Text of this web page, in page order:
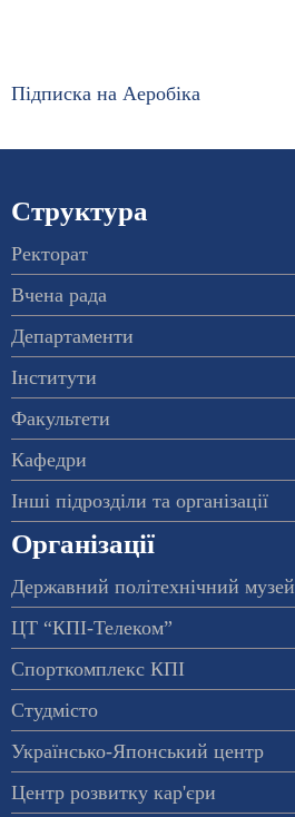
Підписка на Аеробіка
Структура
Ректорат
Вчена рада
Департаменти
Інститути
Факультети
Кафедри
Інші підрозділи та організації
Організації
Державний політехнічний музей
ЦТ “КПІ-Телеком”
Спорткомплекс КПІ
Студмісто
Українсько-Японський центр
Центр розвитку кар'єри